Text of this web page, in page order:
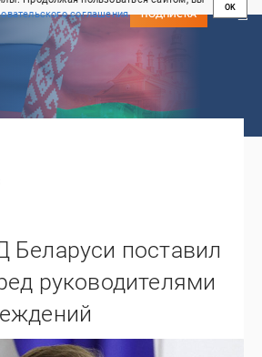
соглашения
OK
ПОДПИСКА
Беларуси поставил
руководителями